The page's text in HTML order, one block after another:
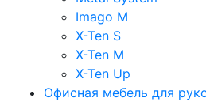
Imago M
X-Ten S
X-Ten M
X-Ten Up
Офисная мебель для